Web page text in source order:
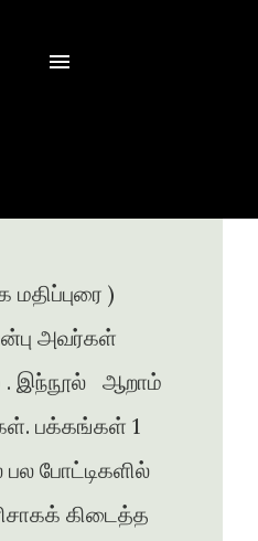
)
அவர்கள்
. இந்நூல் ஆறாம்
பக்கங்கள் 1
போட்டிகளில்
கிடைத்த